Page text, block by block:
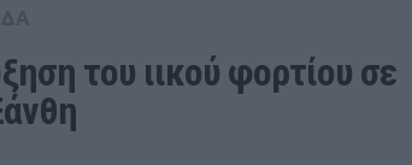
του ιικού φορτίου σε